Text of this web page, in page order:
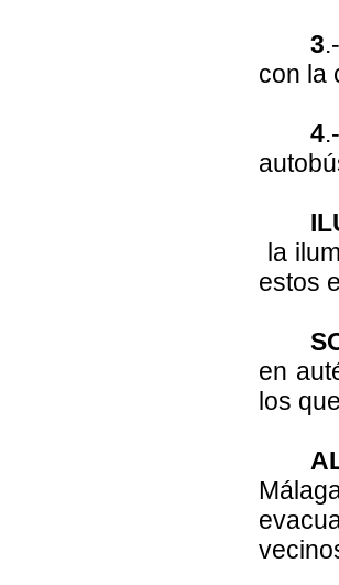
3
con la
4
la
estos
en
los